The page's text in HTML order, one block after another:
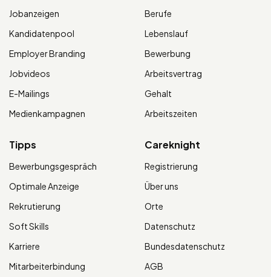
Jobanzeigen
Kandidatenpool
Employer Branding
Jobvideos
E-Mailings
Medienkampagnen
Berufe
Lebenslauf
Bewerbung
Arbeitsvertrag
Gehalt
Arbeitszeiten
Tipps
Bewerbungsgespräch
Optimale Anzeige
Rekrutierung
Soft Skills
Karriere
Mitarbeiterbindung
Careknight
Registrierung
Über uns
Orte
Datenschutz
Bundesdatenschutz
AGB